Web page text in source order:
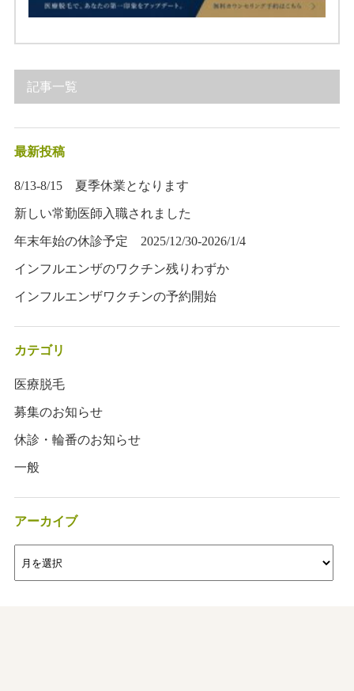
記事一覧
最新投稿
8/13-8/15 夏季休業となります
新しい常勤医師入職されました
年末年始の休診予定 2025/12/30-2026/1/4
インフルエンザのワクチン残りわずか
インフルエンザワクチンの予約開始
カテゴリ
医療脱毛
募集のお知らせ
休診・輪番のお知らせ
一般
アーカイブ